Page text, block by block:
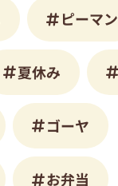
ピーマン
夏休み
ゴーヤ
お弁当